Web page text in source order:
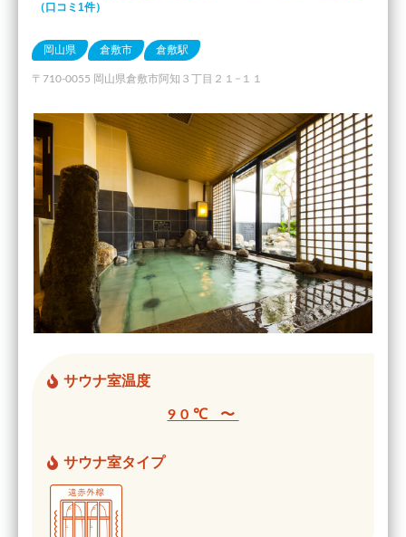
（口コミ1件）
岡山県 倉敷市 倉敷駅
〒710-0055 岡山県倉敷市阿知３丁目２１−１１
サウナ室温度
90℃ 〜
サウナ室タイプ